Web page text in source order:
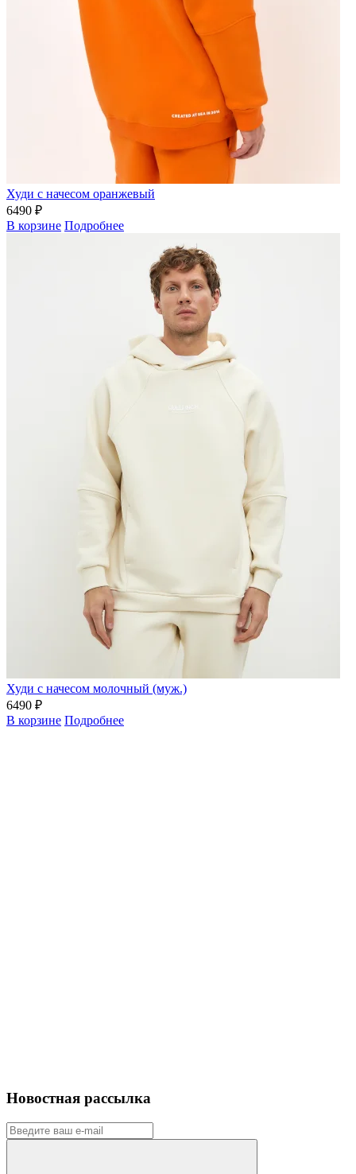
Худи с начесом оранжевый
6490 ₽
В корзине Подробнее
Худи с начесом молочный (муж.)
6490 ₽
В корзине Подробнее
Новостная рассылка